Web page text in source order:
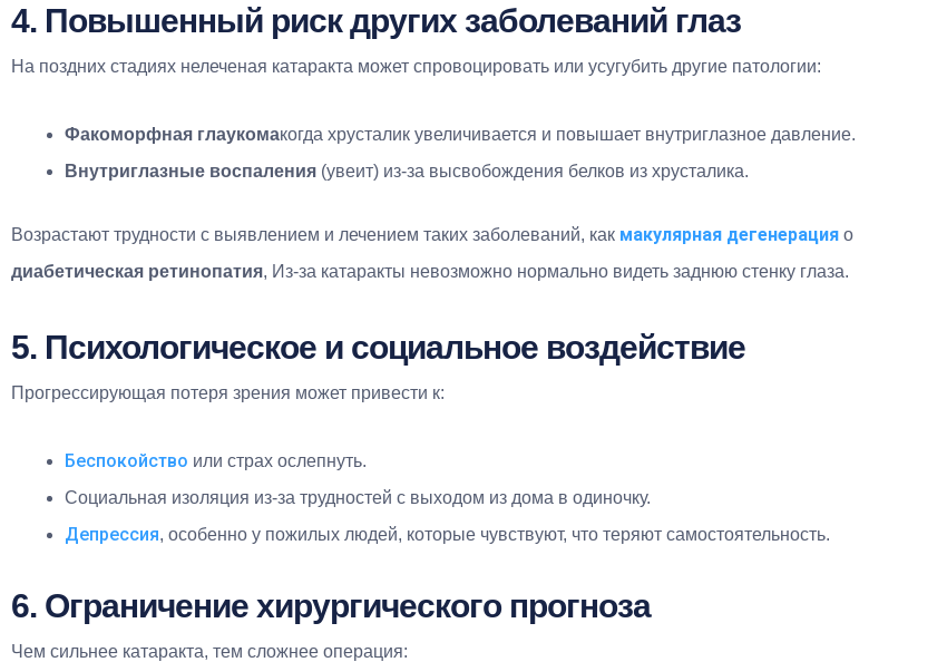
4. Повышенный риск других заболеваний глаз
На поздних стадиях нелеченая катаракта может спровоцировать или усугубить другие патологии:
Факоморфная глаукомакогда хрусталик увеличивается и повышает внутриглазное давление.
Внутриглазные воспаления (увеит) из-за высвобождения белков из хрусталика.
Возрастают трудности с выявлением и лечением таких заболеваний, как макулярная дегенерация o
диабетическая ретинопатия, Из-за катаракты невозможно нормально видеть заднюю стенку глаза.
5. Психологическое и социальное воздействие
Прогрессирующая потеря зрения может привести к:
Беспокойство или страх ослепнуть.
Социальная изоляция из-за трудностей с выходом из дома в одиночку.
Депрессия, особенно у пожилых людей, которые чувствуют, что теряют самостоятельность.
6. Ограничение хирургического прогноза
Чем сильнее катаракта, тем сложнее операция: